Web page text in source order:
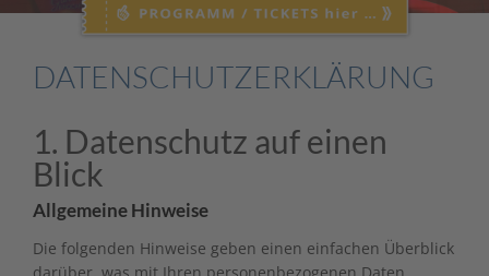
DATENSCHUTZ­ERKLÄRUNG
1. Datenschutz auf einen
Blick
Allgemeine Hinweise
Die folgenden Hinweise geben einen einfachen Überblick